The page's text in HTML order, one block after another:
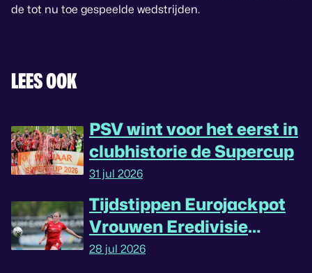
de tot nu toe gespeelde wedstrijden.
LEES OOK
PSV wint voor het eerst in
clubhistorie de Supercup
31 jul 2026
Tijdstippen Eurojackpot
Vrouwen Eredivisie
omgedraaid
28 jul 2026